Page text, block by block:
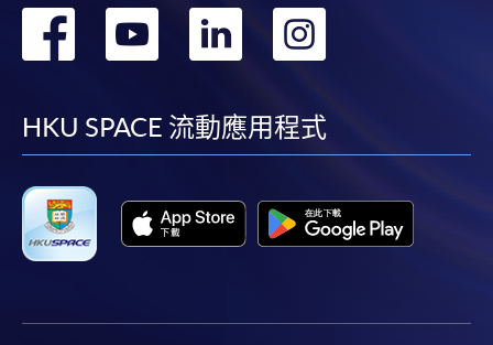
轉
facebook
轉
youtube
轉
linkedin
轉
HKU SPACE 流動應用程式